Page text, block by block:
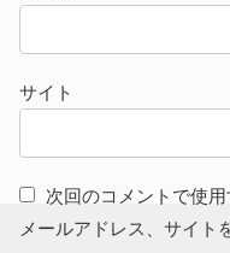
サイト
次回のコメントで使
メールアドレス、サイト